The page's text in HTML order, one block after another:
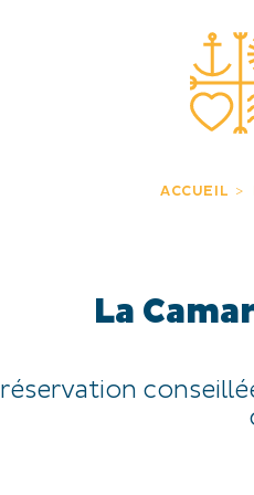
ACCUEIL
La
réservation